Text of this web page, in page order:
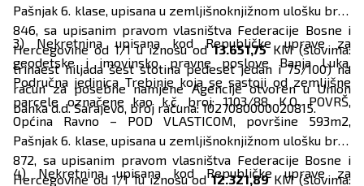
Pašnjak 6. klase, upisana u zemljišnoknjižnom ulošku broj:
846, sa upisanim pravom vlasništva Federacije Bosne i
Hercegovine od 1/1 u iznosu od13.651,75KM (slovima:
trinaest hiljada šest stotina pedeset jedan i 75/100) na
račun za posebne namjene Agencije otvoren u Union
banka d.d. Sarajevo, broj računa: 1027080000020815.
3) Nekretnina upisana kod Republičke uprave za
geodetske i imovinsko pravne poslove Banja Luka,
Područna jedinica Trebinje koja se sastoji od zemljišne
parcele označene kao k.č. broj: 1103/88, K.O. POVRŠ,
Općina Ravno – POD VLASTICOM, površine 593m2,
Pašnjak 6. klase, upisana u zemljišnoknjižnom ulošku broj:
872, sa upisanim pravom vlasništva Federacije Bosne i
Hercegovine od 1/1 1u iznosu od12.321,89KM (slovima:
4) Nekretnina upisana kod Republičke uprave za